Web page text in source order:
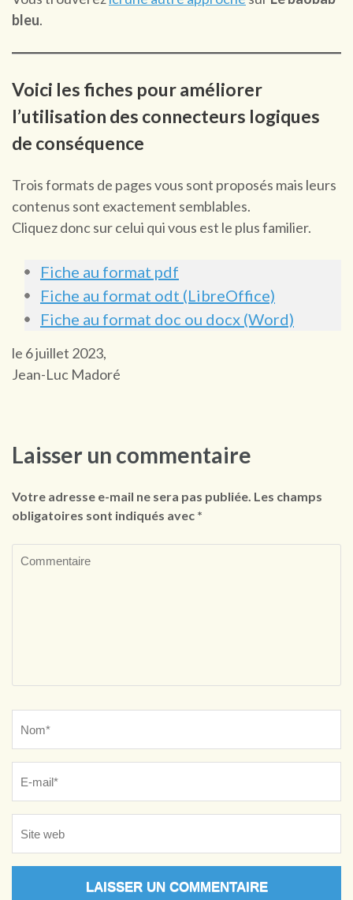
bleu.
Voici les fiches pour améliorer
l’utilisation des connecteurs logiques
de conséquence
Trois formats de pages vous sont proposés mais leurs
contenus sont exactement semblables.
Cliquez donc sur celui qui vous est le plus familier.
Fiche au format pdf
Fiche au format odt (LibreOffice)
Fiche au format doc ou docx (Word)
le 6 juillet 2023,
Jean-Luc Madoré
Laisser un commentaire
Votre adresse e-mail ne sera pas publiée. Les champs
obligatoires sont indiqués avec *